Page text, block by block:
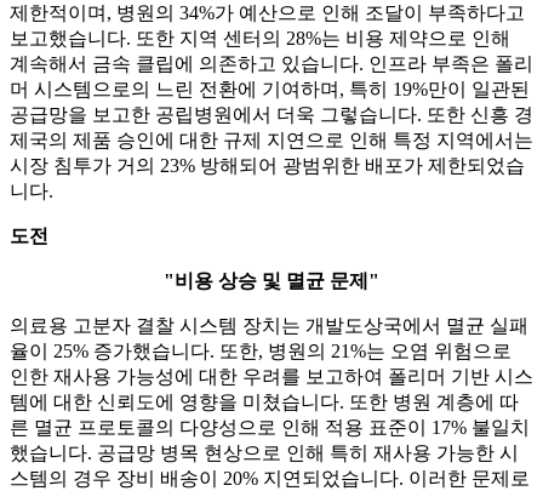
제한적이며, 병원의 34%가 예산으로 인해 조달이 부족하다고
보고했습니다. 또한 지역 센터의 28%는 비용 제약으로 인해
계속해서 금속 클립에 의존하고 있습니다. 인프라 부족은 폴리
머 시스템으로의 느린 전환에 기여하며, 특히 19%만이 일관된
공급망을 보고한 공립병원에서 더욱 그렇습니다. 또한 신흥 경
제국의 제품 승인에 대한 규제 지연으로 인해 특정 지역에서는
시장 침투가 거의 23% 방해되어 광범위한 배포가 제한되었습
니다.
도전
"비용 상승 및 멸균 문제"
의료용 고분자 결찰 시스템 장치는 개발도상국에서 멸균 실패
율이 25% 증가했습니다. 또한, 병원의 21%는 오염 위험으로
인한 재사용 가능성에 대한 우려를 보고하여 폴리머 기반 시스
템에 대한 신뢰도에 영향을 미쳤습니다. 또한 병원 계층에 따
른 멸균 프로토콜의 다양성으로 인해 적용 표준이 17% 불일치
했습니다. 공급망 병목 현상으로 인해 특히 재사용 가능한 시
스템의 경우 장비 배송이 20% 지연되었습니다. 이러한 문제로